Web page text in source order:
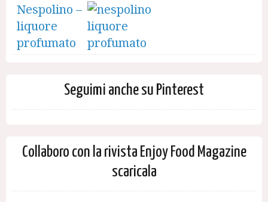
Nespolino –
liquore
profumato
Seguimi anche su Pinterest
Collaboro con la rivista Enjoy Food Magazine
scaricala